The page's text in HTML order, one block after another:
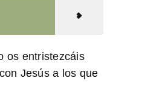
os entristezcáis
Jesús a los que